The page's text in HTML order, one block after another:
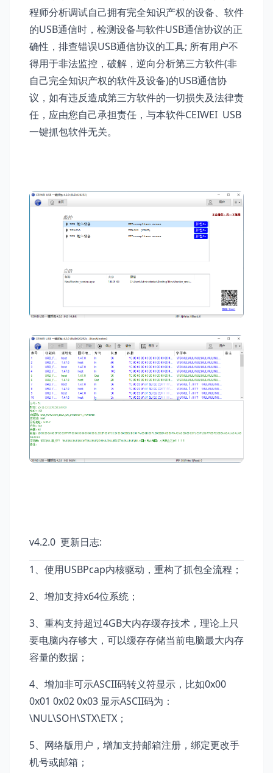
程师分析调试自己拥有完全知识产权的设备、软件
的USB通信时，检测设备与软件USB通信协议的正
确性，排查错误USB通信协议的工具; 所有用户不
得用于非法监控，破解，逆向分析第三方软件(非
自己完全知识产权的软件及设备)的USB通信协
议，如有违反造成第三方软件的一切损失及法律责
任，应由您自己承担责任，与本软件CEIWEI USB
一键抓包软件无关。
v4.2.0 更新日志:
1、使用USBPcap内核驱动，重构了抓包全流程；
2、增加支持x64位系统；
3、重构支持超过4GB大内存缓存技术，理论上只
要电脑内存够大，可以缓存存储当前电脑最大内存
容量的数据；
4、增加非可示ASCII码转义符显示，比如0x00
0x01 0x02 0x03 显示ASCII码为：
\NUL\SOH\STX\ETX；
5、网络版用户，增加支持邮箱注册，绑定更改手
机号或邮箱；